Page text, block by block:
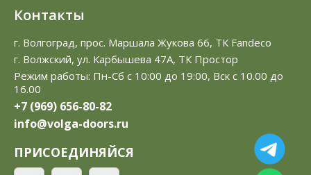
Контакты
г. Волгоград, прос. Маршала Жукова 66, ТК Fandeco
г. Волжский, ул. Карбышева 47А, ТК Простор
Режим работы: Пн-Сб с 10:00 до 19:00, Вск с 10.00 до
16.00
+7 (969) 656-80-82
info@volga-doors.ru
ПРИСОЕДИНЯЙСЯ